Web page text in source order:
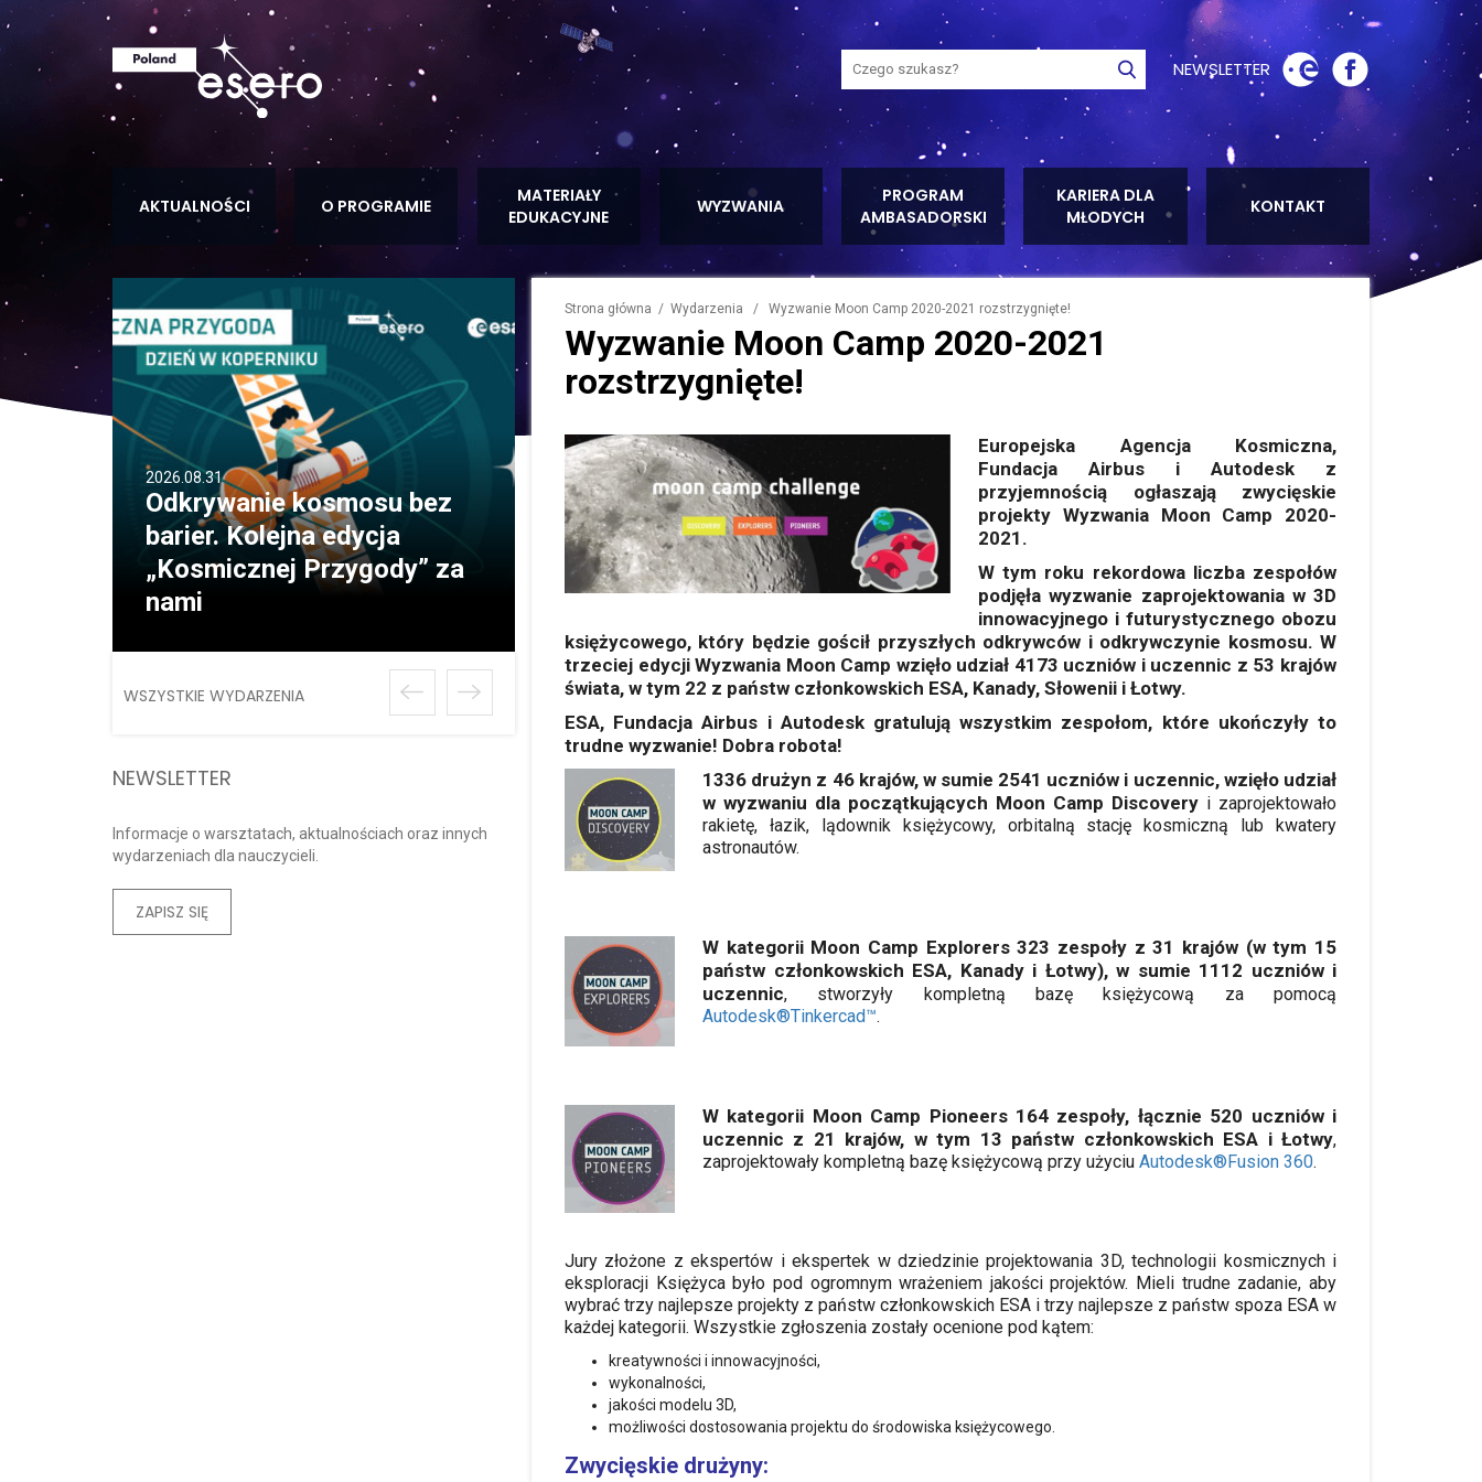
NEWSLETTER
AKTUALNOŚCI O PROGRAMIE
MATERIAŁY
EDUKACYJNE
WYZWANIA
PROGRAM
AMBASADORSKI
KARIERA DLA
MŁODYCH
KONTAKT
Wyszukaj na stronie Szukaj
2026.08.31
Odkrywanie kosmosu bez
barier. Kolejna edycja
„Kosmicznej Przygody” za
nami
WSZYSTKIE WYDARZENIA
NEWSLETTER
Informacje o warsztatach, aktualnościach oraz innych
wydarzeniach dla nauczycieli.
ZAPISZ SIĘ
Strona główna / Wydarzenia / Wyzwanie Moon Camp 2020-2021 rozstrzygnięte!
Wyzwanie Moon Camp 2020-2021
rozstrzygnięte!
Europejska Agencja Kosmiczna,
Fundacja Airbus i Autodesk z
przyjemnością ogłaszają zwycięskie
projekty Wyzwania Moon Camp 2020-
2021.
W tym roku rekordowa liczba zespołów
podjęła wyzwanie zaprojektowania w 3D
innowacyjnego i futurystycznego obozu
księżycowego, który będzie gościł przyszłych odkrywców i odkrywczynie kosmosu. W
trzeciej edycji Wyzwania Moon Camp wzięło udział 4173 uczniów i uczennic z 53 krajów
świata, w tym 22 z państw członkowskich ESA, Kanady, Słowenii i Łotwy.
ESA, Fundacja Airbus i Autodesk gratulują wszystkim zespołom, które ukończyły to
trudne wyzwanie! Dobra robota!
1336 drużyn z 46 krajów, w sumie 2541 uczniów i uczennic, wzięło udział
w wyzwaniu dla początkujących Moon Camp Discovery i zaprojektowało
rakietę, łazik, lądownik księżycowy, orbitalną stację kosmiczną lub kwatery
astronautów.
W kategorii Moon Camp Explorers 323 zespoły z 31 krajów (w tym 15
państw członkowskich ESA, Kanady i Łotwy), w sumie 1112 uczniów i
uczennic, stworzyły kompletną bazę księżycową za pomocą
Autodesk®Tinkercad™.
W kategorii Moon Camp Pioneers 164 zespoły, łącznie 520 uczniów i
uczennic z 21 krajów, w tym 13 państw członkowskich ESA i Łotwy,
zaprojektowały kompletną bazę księżycową przy użyciu Autodesk®Fusion 360.
Jury złożone z ekspertów i ekspertek w dziedzinie projektowania 3D, technologii kosmicznych i
eksploracji Księżyca było pod ogromnym wrażeniem jakości projektów. Mieli trudne zadanie, aby
wybrać trzy najlepsze projekty z państw członkowskich ESA i trzy najlepsze z państw spoza ESA w
każdej kategorii. Wszystkie zgłoszenia zostały ocenione pod kątem:
kreatywności i innowacyjności,
wykonalności,
jakości modelu 3D,
możliwości dostosowania projektu do środowiska księżycowego.
Zwycięskie drużyny: